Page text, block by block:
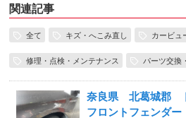
関連記事
全て キズ・へこみ直し カービュ
修理・点検・メンテナンス パーツ交換
奈良県 北葛城郡
フロントフェン